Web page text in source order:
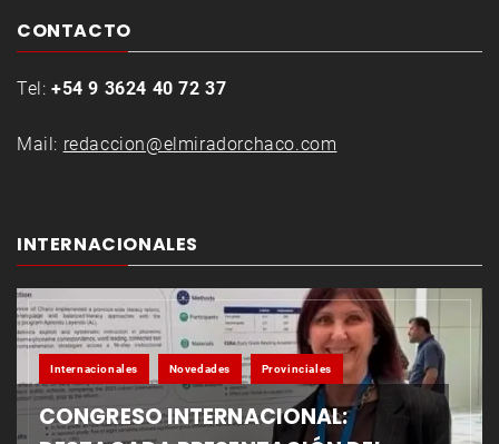
CONTACTO
Tel: +54 9 3624 40 72 37
Mail: redaccion@elmiradorchaco.com
INTERNACIONALES
Internacionales Novedades Provinciales
CONGRESO INTERNACIONAL: